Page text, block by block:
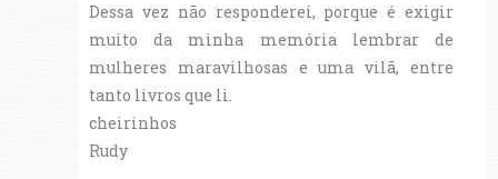
Dessa vez não responderei, porque é exigir
muito da minha memória lembrar de
mulheres maravilhosas e uma vilã, entre
tanto livros que li.
cheirinhos
Rudy